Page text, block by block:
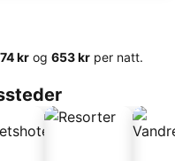
kr og ‎653 kr per natt.